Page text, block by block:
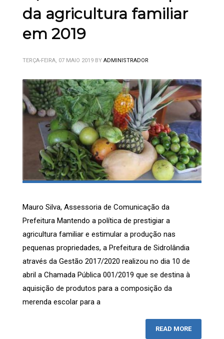
da agricultura familiar
em 2019
TERÇA-FEIRA, 07 MAIO 2019 BY ADMINISTRADOR
Mauro Silva, Assessoria de Comunicação da
Prefeitura Mantendo a política de prestigiar a
agricultura familiar e estimular a produção nas
pequenas propriedades, a Prefeitura de Sidrolândia
através da Gestão 2017/2020 realizou no dia 10 de
abril a Chamada Pública 001/2019 que se destina à
aquisição de produtos para a composição da
merenda escolar para a
READ MORE